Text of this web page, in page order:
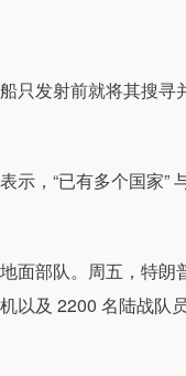
发射前就将其搜寻
，“已有多个国家”
部队。周五，特朗
以及 2200 名陆战队员